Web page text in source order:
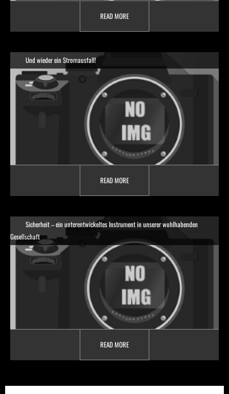
READ MORE
Und wieder ein Stromausfall!
READ MORE
Sicherheit – ein unterentwickeltes Instrument in unserer wohlhabenden
Gesellschaft
READ MORE